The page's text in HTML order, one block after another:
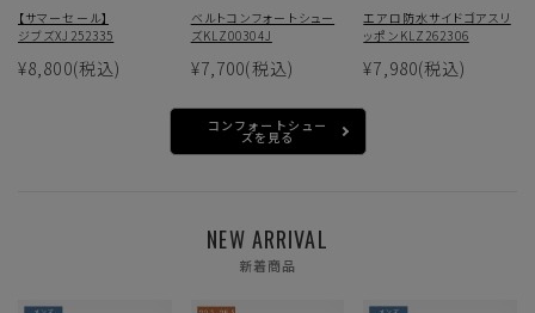
【サマーセール】
ジブズXJ252335
¥8,800(税込)
ベルトコンフォートシュー
ズKLZ00304J
¥7,700(税込)
エアロ防水サイドゴアスリ
ッポンKLZ262306
¥7,980(税込)
コンフォートシュー
ズを見る
NEW ARRIVAL
新着商品